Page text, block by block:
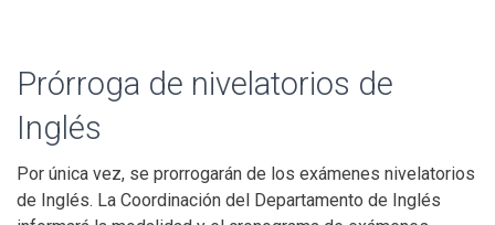
Prórroga de nivelatorios de
Inglés
Por única vez, se prorrogarán de los exámenes nivelatorios
de Inglés. La Coordinación del Departamento de Inglés